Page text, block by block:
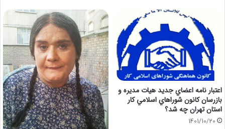
اعتبار نامه اعضاي جديد هيات مديره و
بازرسان كانون شوراهاي اسلامي كار
استان تهران چه شد؟
1401/10/20